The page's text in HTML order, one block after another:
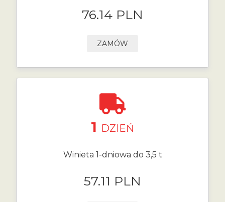
76.14 PLN
ZAMÓW
1 DZIEŃ
Winieta 1-dniowa do 3,5 t
57.11 PLN